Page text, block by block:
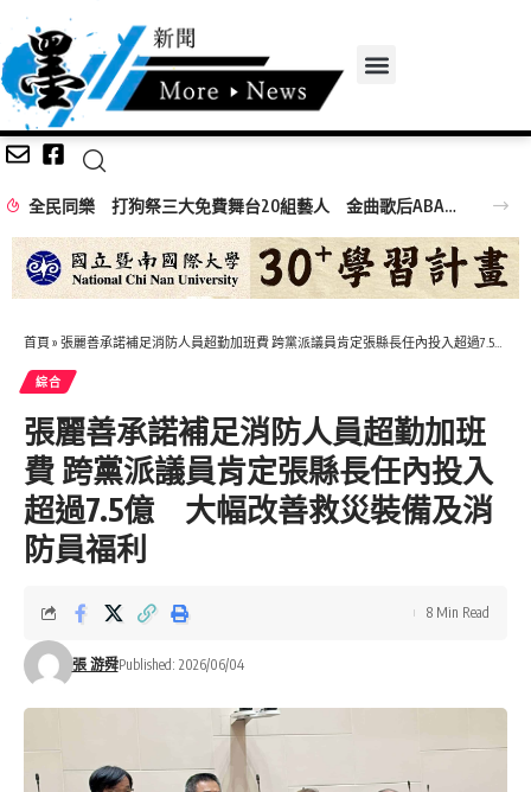
全民同樂 打狗祭三大免費舞台20組藝人 金曲歌后ABAO阿爆、布拉瑞揚舞團熱力引爆
首頁 » 張麗善承諾補足消防人員超勤加班費 跨黨派議員肯定張縣長任內投入超過7.5億 大幅改善救災裝備及消防員福利
綜合
張麗善承諾補足消防人員超勤加班
費 跨黨派議員肯定張縣長任內投入
超過7.5億 大幅改善救災裝備及消
防員福利
張 游舜Published: 2026/06/04
8 Min Read